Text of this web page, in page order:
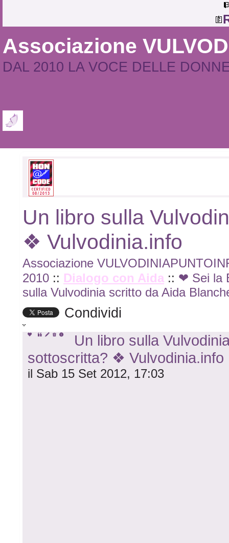
Associazione
DAL 2010 LA VOCE DELLE
Un libro sulla
❖ Vulvodinia.info
Associazione
2010 :: Dialogo con Aida :: ❤ Sei la
sulla Vulvodinia scritto da Aida
Condividi
Un libro sulla
sottoscritta? ❖ Vulvodinia.info
il Sab 15 Set 2012, 17:03